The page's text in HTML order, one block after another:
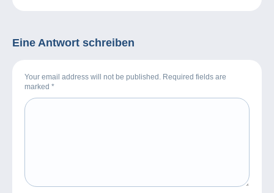
Eine Antwort schreiben
Your email address will not be published. Required fields are
marked *